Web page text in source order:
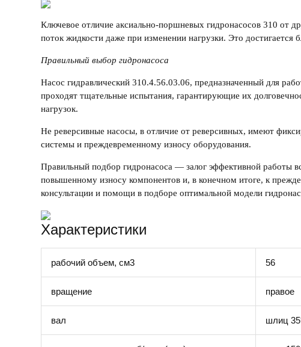
Ключевое отличие аксиально-поршневых гидронасосов 310 от
поток жидкости даже при изменении нагрузки. Это достигается
Правильный выбор гидронасоса
Насос гидравлический 310.4.56.03.06, предназначенный для
проходят тщательные испытания, гарантирующие их
нагрузок.
Не реверсивные насосы, в отличие от реверсивных, имеют
системы и преждевременному износу оборудования.
Правильный подбор гидронасоса — залог эффективной работы
повышенному износу компонентов и, в конечном итоге, к
консультации и помощи в подборе оптимальной модели
Характеристики
рабочий объем, см3 56
вращение правое
вал шлиц